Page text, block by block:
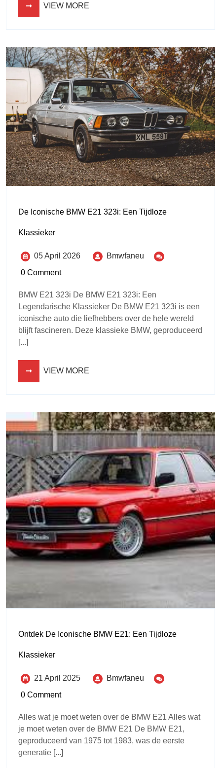
VIEW MORE
De Iconische BMW E21 323i: Een Tijdloze
Klassieker
05 April 2026
Bmwfaneu
0 Comment
BMW E21 323i De BMW E21 323i: Een
Legendarische Klassieker De BMW E21 323i is een
iconische auto die liefhebbers over de hele wereld
blijft fascineren. Deze klassieke BMW, geproduceerd
[...]
VIEW MORE
Ontdek De Iconische BMW E21: Een Tijdloze
Klassieker
21 April 2025
Bmwfaneu
0 Comment
Alles wat je moet weten over de BMW E21 Alles wat
je moet weten over de BMW E21 De BMW E21,
geproduceerd van 1975 tot 1983, was de eerste
generatie [...]